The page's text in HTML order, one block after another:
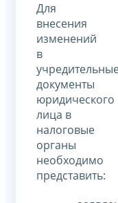
Для
внесения
изменений
в
документы
юридического
лица в
налоговые
органы
необходимо
представить: